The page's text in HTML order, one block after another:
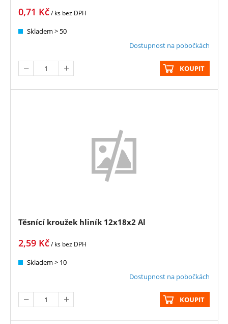
0,71 Kč/ ks bez DPH
Skladem > 50
Dostupnost na pobočkách
KOUPIT
Těsnící kroužek hliník 12x18x2 Al
2,59 Kč/ ks bez DPH
Skladem > 10
Dostupnost na pobočkách
KOUPIT